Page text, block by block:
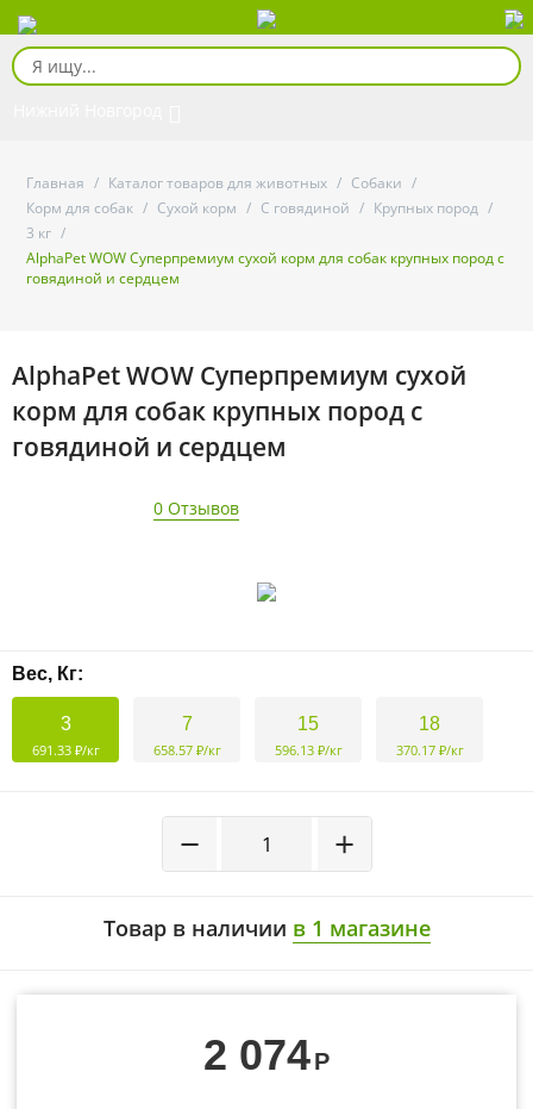
Главная / Каталог товаров для животных / Собаки /
Корм для собак / Сухой корм / С говядиной / Крупных пород /
3 кг /
AlphaPet WOW Суперпремиум сухой корм для собак крупных пород с
говядиной и сердцем
AlphaPet WOW Суперпремиум сухой
корм для собак крупных пород с
говядиной и сердцем
0 Отзывов
Вес, Кг:
3
691.33 ₽/кг
7
658.57 ₽/кг
15
596.13 ₽/кг
18
370.17 ₽/кг
+
−
Товар в наличии в 1 магазине
2 074Р